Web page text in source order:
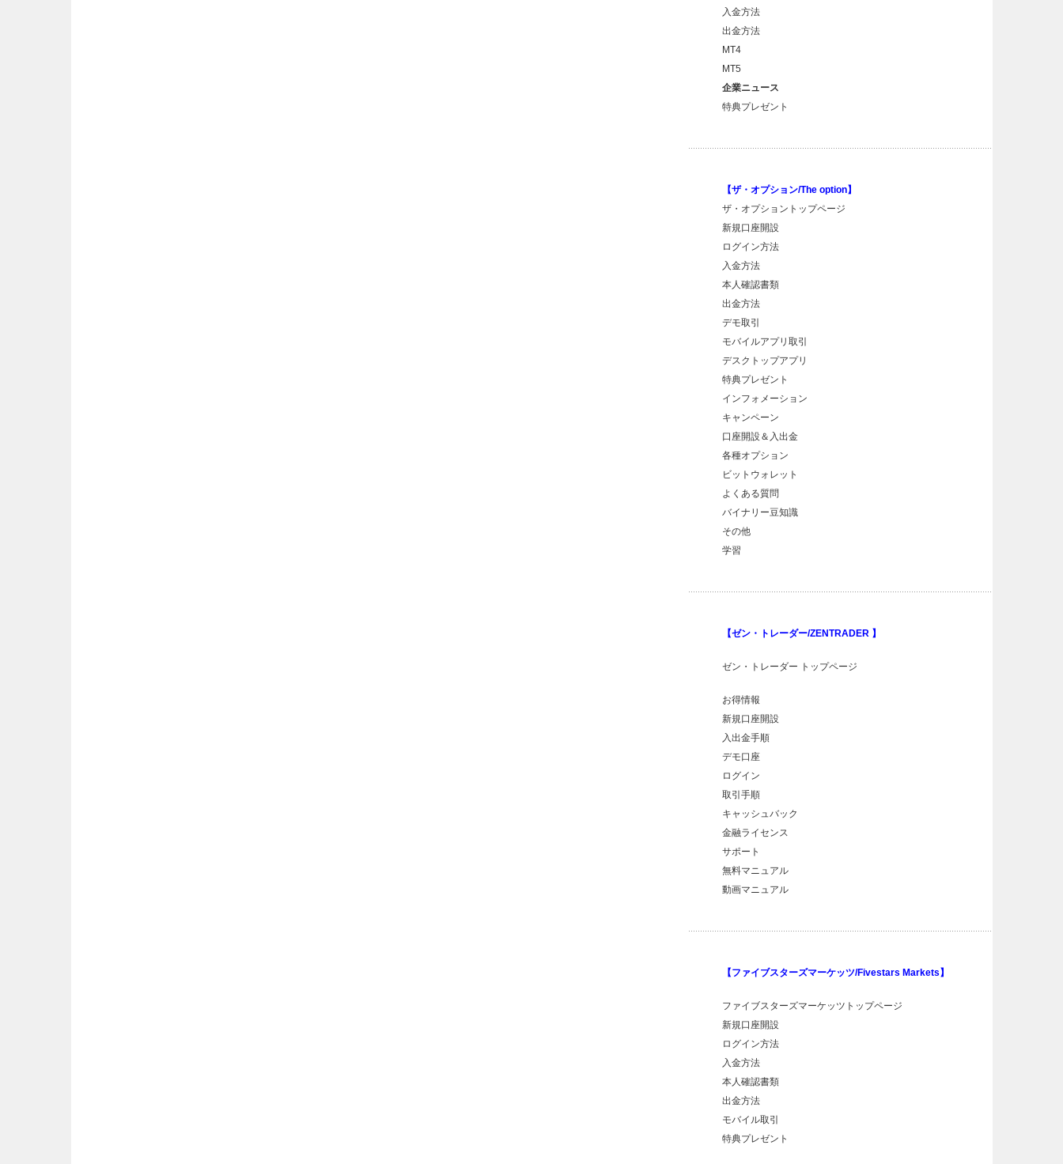
入金方法
出金方法
MT4
MT5
企業ニュース
特典プレゼント
【ザ・オプション/The option】
ザ・オプショントップページ
新規口座開設
ログイン方法
入金方法
本人確認書類
出金方法
デモ取引
モバイルアプリ取引
デスクトップアプリ
特典プレゼント
インフォメーション
キャンペーン
口座開設＆入出金
各種オプション
ビットウォレット
よくある質問
バイナリー豆知識
その他
学習
【ゼン・トレーダー/ZENTRADER 】
ゼン・トレーダー トップページ
お得情報
新規口座開設
入出金手順
デモ口座
ログイン
取引手順
キャッシュバック
金融ライセンス
サポート
無料マニュアル
動画マニュアル
【ファイブスターズマーケッツ/Fivestars Markets】
ファイブスターズマーケッツトップページ
新規口座開設
ログイン方法
入金方法
本人確認書類
出金方法
モバイル取引
特典プレゼント